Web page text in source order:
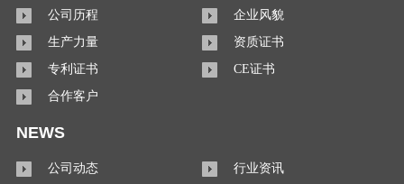
公司历程
企业风貌
生产力量
资质证书
专利证书
CE证书
合作客户
NEWS
公司动态 行业资讯